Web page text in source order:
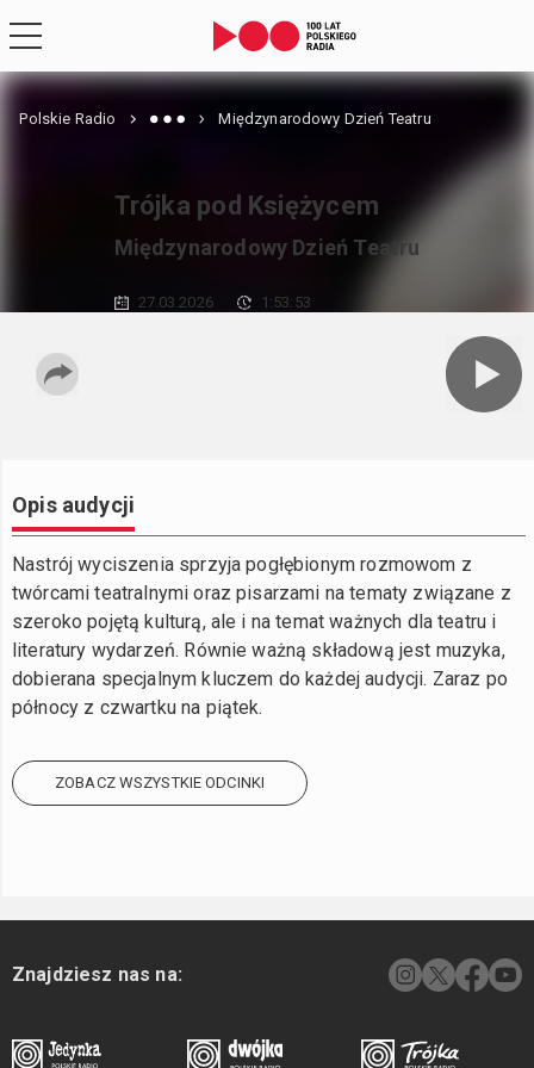
Polskie Radio Międzynarodowy Dzień Teatru
Trójka pod Księżycem
Międzynarodowy Dzień Teatru
27.03.2026 1:53:53
Opis audycji
Nastrój wyciszenia sprzyja pogłębionym rozmowom z
twórcami teatralnymi oraz pisarzami na tematy związane z
szeroko pojętą kulturą, ale i na temat ważnych dla teatru i
literatury wydarzeń. Równie ważną składową jest muzyka,
dobierana specjalnym kluczem do każdej audycji. Zaraz po
północy z czwartku na piątek.
ZOBACZ WSZYSTKIE ODCINKI
Znajdziesz nas na: